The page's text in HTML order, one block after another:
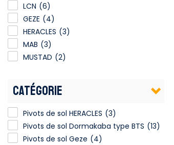
LCN (6)
GEZE (4)
HERACLES (3)
MAB (3)
MUSTAD (2)
CATÉGORIE
Pivots de sol HERACLES (3)
Pivots de sol Dormakaba type BTS (13)
Pivots de sol Geze (4)